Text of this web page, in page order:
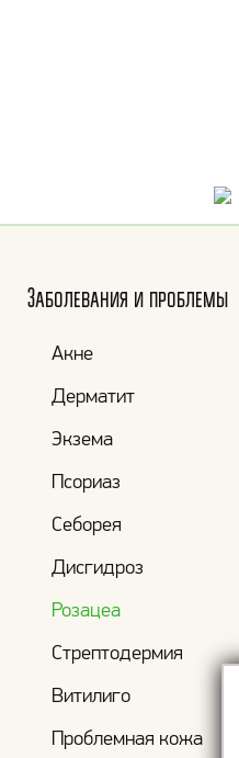
Заболевания и проблемы
Акне
Дерматит
Экзема
Псориаз
Себорея
Дисгидроз
Розацеа
Стрептодермия
Витилиго
Проблемная кожа